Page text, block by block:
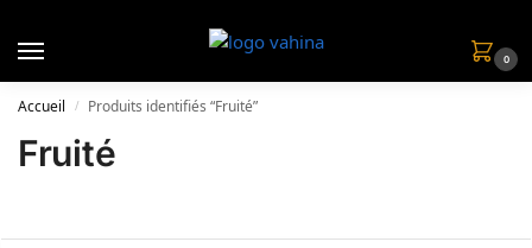
0
Accueil / Produits identifiés “Fruité”
Fruité